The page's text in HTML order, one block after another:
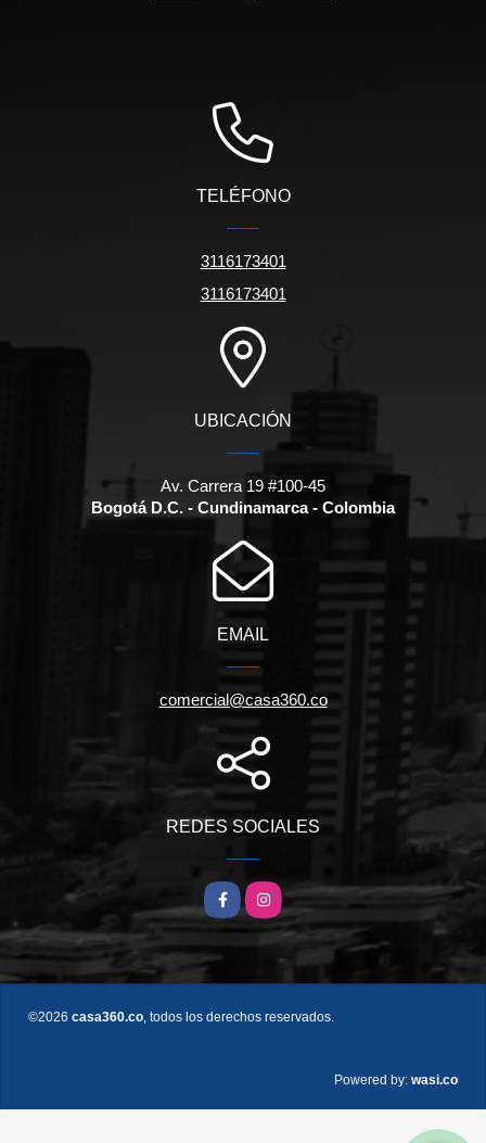
TELÉFONO
3116173401
3116173401
UBICACIÓN
Av. Carrera 19 #100-45
Bogotá D.C. - Cundinamarca - Colombia
EMAIL
comercial@casa360.co
REDES SOCIALES
FacebookInstagram
©2026 casa360.co , todos los derechos reservados.
Powered by: wasi.co